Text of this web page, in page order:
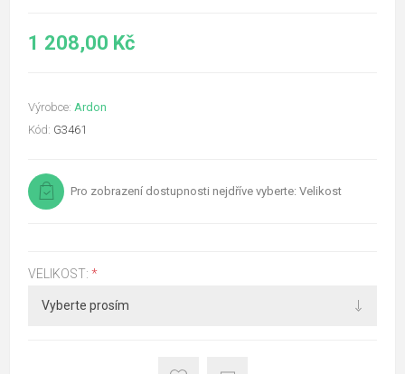
1 208,00 Kč
Výrobce: Ardon
Kód: G3461
Pro zobrazení dostupnosti nejdříve vyberte: Velikost
VELIKOST: *